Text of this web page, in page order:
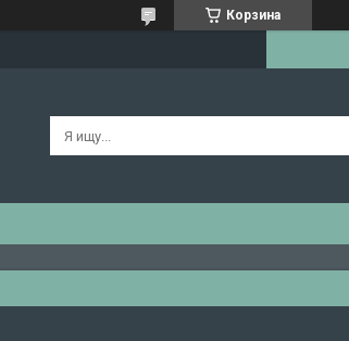
Корзина